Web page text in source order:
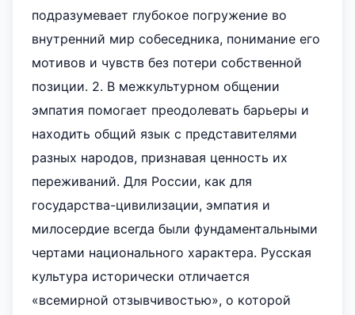
подразумевает глубокое погружение во
внутренний мир собеседника, понимание его
мотивов и чувств без потери собственной
позиции. 2. В межкультурном общении
эмпатия помогает преодолевать барьеры и
находить общий язык с представителями
разных народов, признавая ценность их
переживаний. Для России, как для
государства-цивилизации, эмпатия и
милосердие всегда были фундаментальными
чертами национального характера. Русская
культура исторически отличается
«всемирной отзывчивостью», о которой